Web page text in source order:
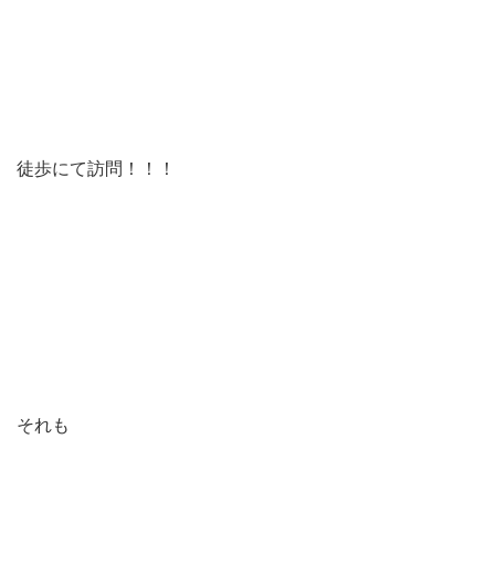
徒歩にて訪問！！！
それも